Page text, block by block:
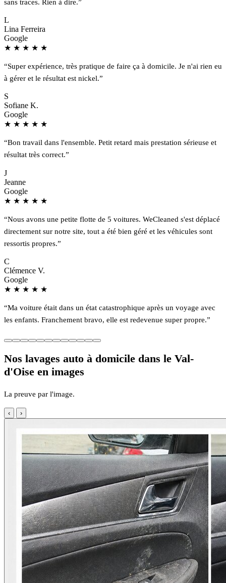
L
Lina Ferreira
Google
★ ★ ★ ★ ★
“Super expérience, très pratique de faire ça à domicile. Je n'ai rien eu
à gérer et le résultat est nickel.”
S
Sofiane K.
Google
★ ★ ★ ★ ★
“Bon travail dans l'ensemble. Petit retard mais prestation sérieuse et
résultat très correct.”
J
Jeanne
Google
★ ★ ★ ★ ★
“Nous avons une petite flotte de 5 voitures. WeCleaned s'est déplacé
directement sur notre site, tout a été bien géré et les véhicules sont
ressortis propres.”
C
Clémence V.
Google
★ ★ ★ ★ ★
“Ma voiture était dans un état catastrophique après un voyage avec
les enfants. Franchement bravo, elle est redevenue super propre.”
Nos lavages auto à domicile dans le Val-
d'Oise en images
La preuve par l'image.
‹ ›